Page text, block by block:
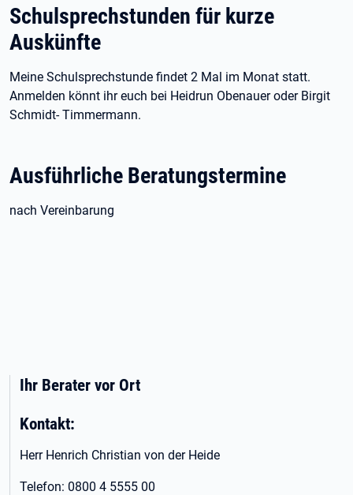
Schulsprechstunden für kurze
Auskünfte
Meine Schulsprechstunde findet 2 Mal im Monat statt.
Anmelden könnt ihr euch bei Heidrun Obenauer oder Birgit
Schmidt- Timmermann.
Ausführliche Beratungstermine
nach Vereinbarung
Ihr Berater vor Ort
Kontakt:
Herr Henrich Christian von der Heide
Telefon: 0800 4 5555 00